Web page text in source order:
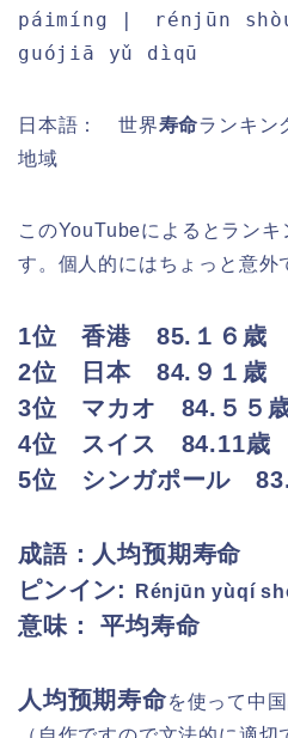
páimíng | rénjūn
guójiā yǔ dìqū
日本語： 世界寿命ランキン
地域
このYouTubeによるとランキ
す。個人的にはちょっと意外
1位 香港 85.１６歳
2位 日本 84.９１歳
3位 マカオ 84.５５
4位 スイス 84.11歳
5位 シンガポール
成語：人均预期寿命
ピンイン:
Rénjūn yùqí
意味： 平均寿命
人均预期寿命を使って中